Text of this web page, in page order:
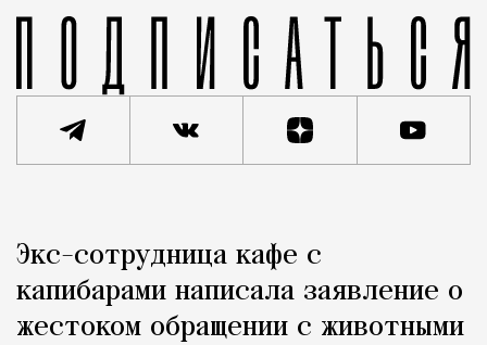
Город
Экс-сотрудница кафе с
капибарами написала заявление о
жестоком обращении с животными